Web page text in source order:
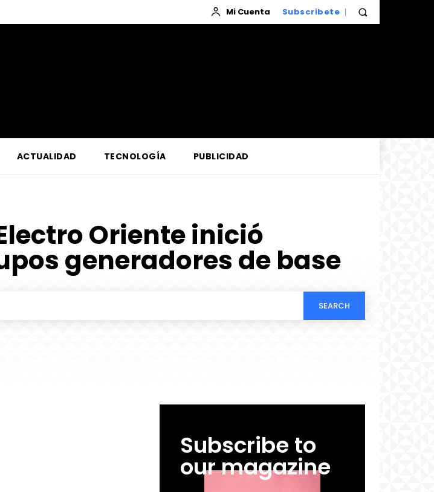
Mi Cuenta Subscribete
ACTUALIDAD TECNOLOGÍA PUBLICIDAD
Oriente inició
generadores de base
SEARCH
Subscribe to
our magazine